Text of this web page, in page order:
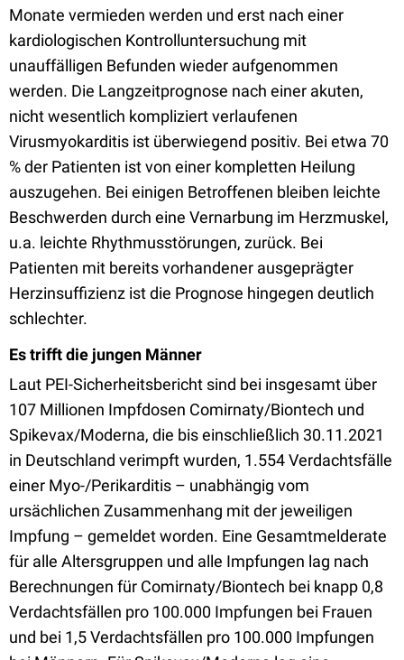
Monate vermieden werden und erst nach einer
kardiologischen Kontrolluntersuchung mit
unauffälligen Befunden wieder aufgenommen
werden. Die Langzeitprognose nach einer akuten,
nicht wesentlich kompliziert verlaufenen
Virusmyokarditis ist überwiegend positiv. Bei etwa 70
% der Patienten ist von einer kompletten Heilung
auszugehen. Bei einigen Betroffenen bleiben leichte
Beschwerden durch eine Vernarbung im Herzmuskel,
u.a. leichte Rhythmusstörungen, zurück. Bei
Patienten mit bereits vorhandener ausgeprägter
Herzinsuffizienz ist die Prognose hingegen deutlich
schlechter.
Es trifft die jungen Männer
Laut PEI-Sicherheitsbericht sind bei insgesamt über
107 Millionen Impfdosen Comirnaty/Biontech und
Spikevax/Moderna, die bis einschließlich 30.11.2021
in Deutschland verimpft wurden, 1.554 Verdachtsfälle
einer Myo-/Perikarditis – unabhängig vom
ursächlichen Zusammenhang mit der jeweiligen
Impfung – gemeldet worden. Eine Gesamtmelderate
für alle Altersgruppen und alle Impfungen lag nach
Berechnungen für Comirnaty/Biontech bei knapp 0,8
Verdachtsfällen pro 100.000 Impfungen bei Frauen
und bei 1,5 Verdachtsfällen pro 100.000 Impfungen